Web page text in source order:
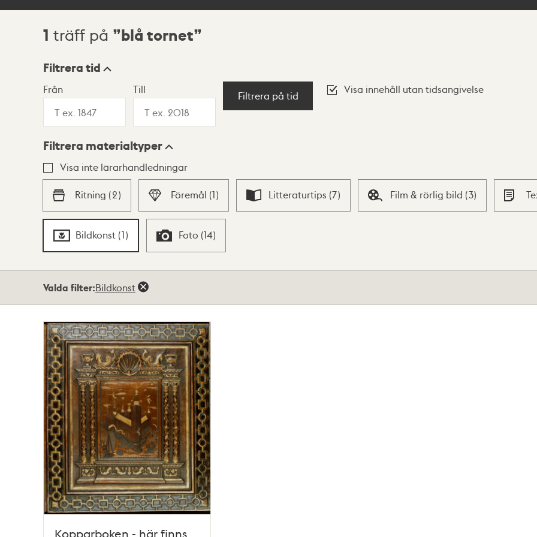
Sökresultat
1 träff på blå tornet
Visningsläge
Lista Karta
Filtrera tid
Från Till
Filtrera på tid
Visa innehåll utan tidsangivelse
Filtrera materialtyper
Visa inte lärarhandledningar
Ritning (2) Föremål (1) Litteraturtips (7) Film & rörlig bild (3)
Bildkonst (1) Foto (14)
Valda filter:Bildkonst
Kopparboken - här finns